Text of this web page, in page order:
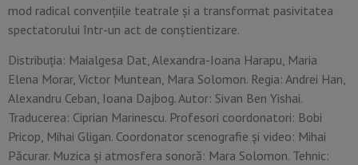
mod radical convențiile teatrale și a transformat pasivitatea
spectatorului într-un act de conștientizare.
Distribuția: Maialgesa Dat, Alexandra-Ioana Harapu, Maria
Elena Morar, Victor Muntean, Mara Solomon. Regia: Andrei Han,
Alexandru Ceban, Ioana Dajbog. Autor: Sivan Ben Yishai.
Traducerea: Ciprian Marinescu. Profesori coordonatori: Bobi
Pricop, Mihai Gligan. Coordonator scenografie și video: Mihai
Păcurar. Muzica și atmosfera sonoră: Mara Solomon. Tehnic: